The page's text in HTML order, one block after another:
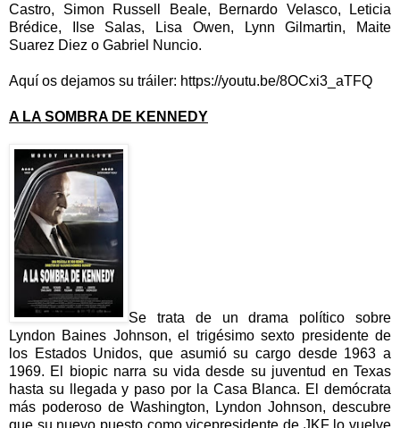
Castro, Simon Russell Beale, Bernardo Velasco, Leticia
Brédice, Ilse Salas, Lisa Owen, Lynn Gilmartin, Maite
Suarez Diez o Gabriel Nuncio.
Aquí os dejamos su tráiler: https://youtu.be/8OCxi3_aTFQ
A LA SOMBRA DE KENNEDY
Se trata de un drama político sobre
Lyndon Baines Johnson, el trigésimo sexto presidente de
los Estados Unidos, que asumió su cargo desde 1963 a
1969. El biopic narra su vida desde su juventud en Texas
hasta su llegada y paso por la Casa Blanca. El demócrata
más poderoso de Washington, Lyndon Johnson, descubre
que su nuevo puesto como vicepresidente de JKF lo vuelve